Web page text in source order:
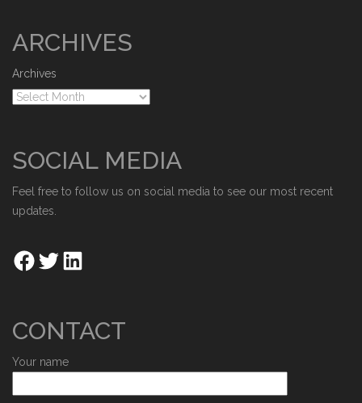
ARCHIVES
Archives
SOCIAL MEDIA
Feel free to follow us on social media to see our most recent
updates.
CONTACT
Your name